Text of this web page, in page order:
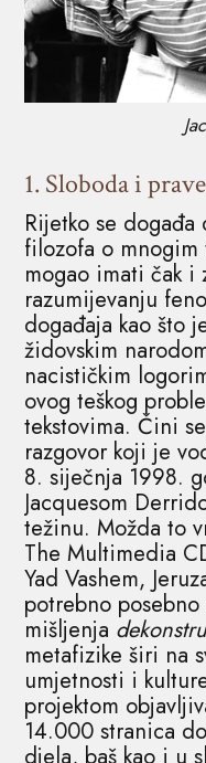
1. Sloboda i
Rijetko se
filozofa o mnogim
mogao imati čak
razumijevanju
događaja kao što
židovskim
nacističkim
ovog teškog
tekstovima. Čini
razgovor koji je
8. siječnja 1998.
Jacquesom
težinu. Možda to
The Multimedia
Yad Vashem,
potrebno
mišljenja
metafizike širi na
umjetnosti i
projektom
14.000 stranica
djela, baš kao i u